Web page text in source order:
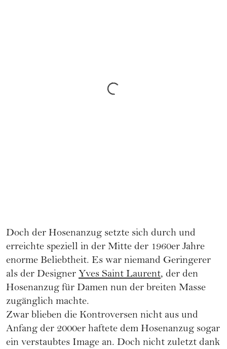
Doch der Hosenanzug setzte sich durch und
erreichte speziell in der Mitte der 1960er Jahre
enorme Beliebtheit. Es war niemand Geringerer
als der Designer Yves Saint Laurent, der den
Hosenanzug für Damen nun der breiten Masse
zugänglich machte.
Zwar blieben die Kontroversen nicht aus und
Anfang der 2000er haftete dem Hosenanzug sogar
ein verstaubtes Image an. Doch nicht zuletzt dank